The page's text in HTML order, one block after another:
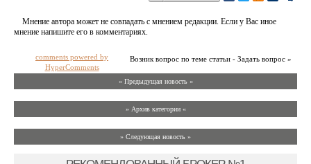
Мнение автора может не совпадать с мнением редакции. Если у Вас иное
мнение напишите его в комментариях.
Возник вопрос по теме статьи - Задать вопрос »
comments powered by
HyperComments
« Предыдущая новость «
» Архив категории «
» Следующая новость »